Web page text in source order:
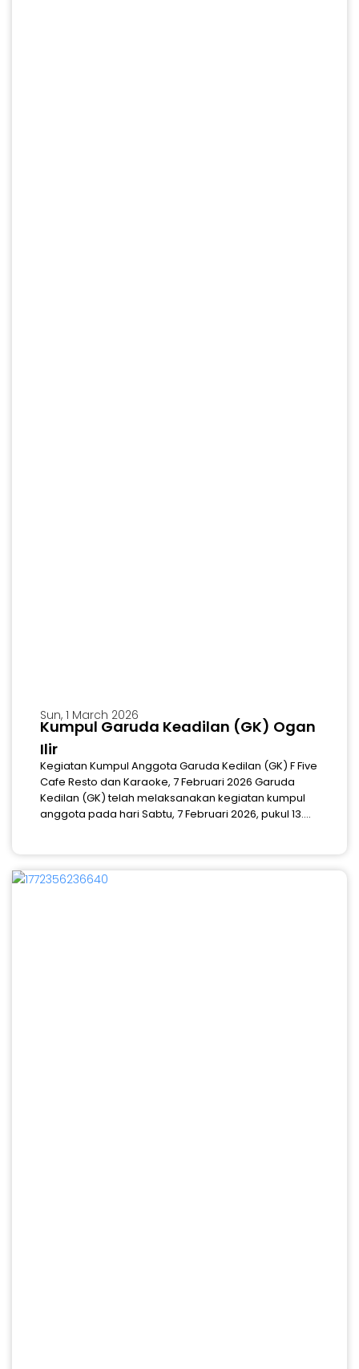
Sun, 1 March 2026
Kumpul Garuda Keadilan (GK) Ogan
Ilir
Kegiatan Kumpul Anggota Garuda Kedilan (GK) F Five
Cafe Resto dan Karaoke, 7 Februari 2026 Garuda
Kedilan (GK) telah melaksanakan kegiatan kumpul
anggota pada hari Sabtu, 7 Februari 2026, pukul 13....